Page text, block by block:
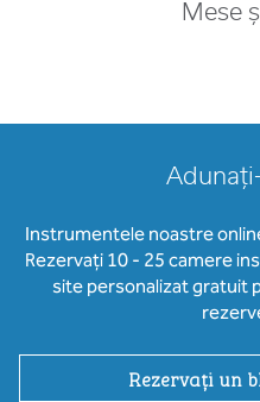
Mese
Instrumentele noastre
Rezervați 10 - 25 camere
site personalizat gratuit
Rezervați un